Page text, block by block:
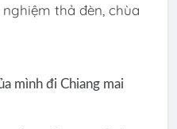
thả đèn, chùa
mình đi Chiang mai